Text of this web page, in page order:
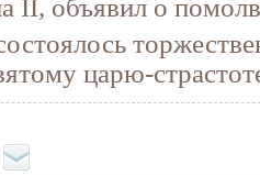
II, объявил о
царю-